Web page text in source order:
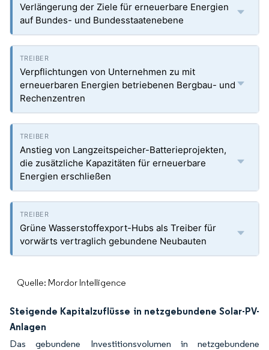
Verlängerung der Ziele für erneuerbare Energien
auf Bundes- und Bundesstaatenebene
Verpflichtungen von Unternehmen zu mit
erneuerbaren Energien betriebenen Bergbau- und
Rechenzentren
Anstieg von Langzeitspeicher-Batterieprojekten,
die zusätzliche Kapazitäten für erneuerbare
Energien erschließen
Grüne Wasserstoffexport-Hubs als Treiber für
vorwärts vertraglich gebundene Neubauten
Quelle: Mordor Intelligence
Steigende Kapitalzuflüsse in netzgebundene Solar-PV-
Anlagen
Das gebundene Investitionsvolumen in netzgebundene